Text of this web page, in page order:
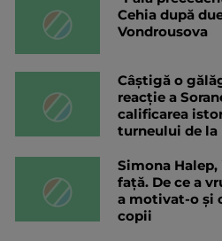
Cehia după
Vondrousova
Câștigă o
reacție a
calificarea
turneului de la
Simona
față. De ce a
a motivat-o și
copii